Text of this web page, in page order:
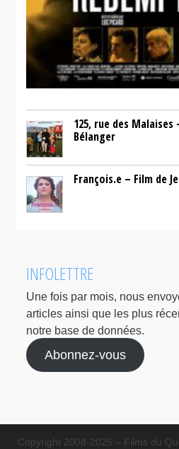
125, rue des Malaises
Bélanger
François.e – Film de
INFOLETTRE
Une fois par mois, nous
articles ainsi que les plus
notre base de données.
Abonnez-vous
Copyright 2008-2025 – Films du